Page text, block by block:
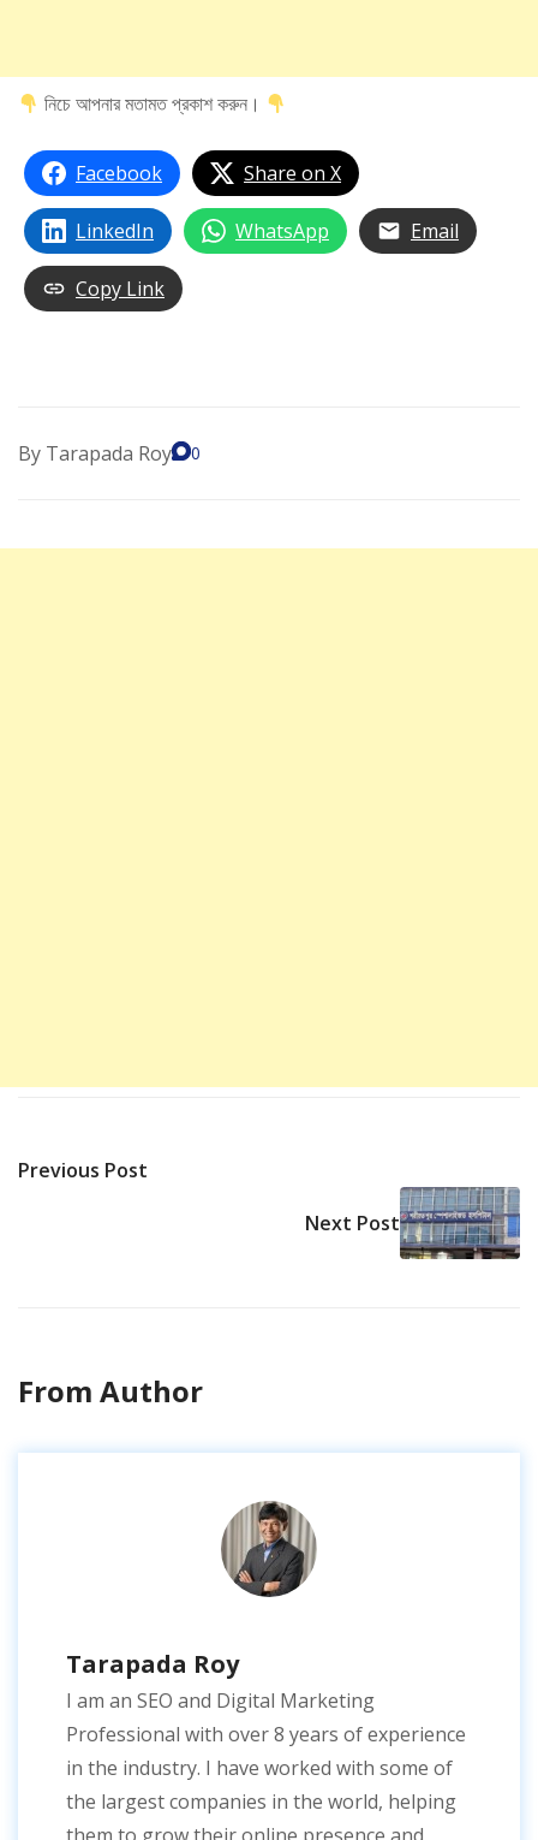
নিচে আপনার মতামত প্রকাশ করুন।
Facebook Share on X
LinkedIn WhatsApp Email
Copy Link
By Tarapada Roy 0
Previous Post
Next Post
From Author
Tarapada Roy
I am an SEO and Digital Marketing
Professional with over 8 years of experience
in the industry. I have worked with some of
the largest companies in the world, helping